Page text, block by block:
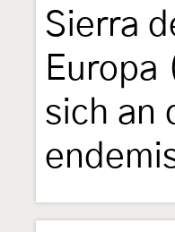
Sierra
Europa
sich an